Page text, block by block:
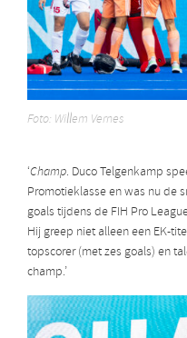
Foto: Willem Vernes
‘Champ. Duco Telgenkamp
Promotieklasse en was nu de
goals tijdens de FIH Pro
Hij greep niet alleen een EK-
topscorer (met zes goals) en
champ.’